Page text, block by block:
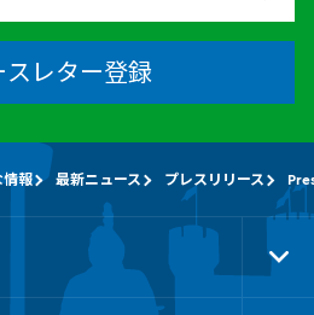
スレター登録
情報 最新ニュース プレスリリース